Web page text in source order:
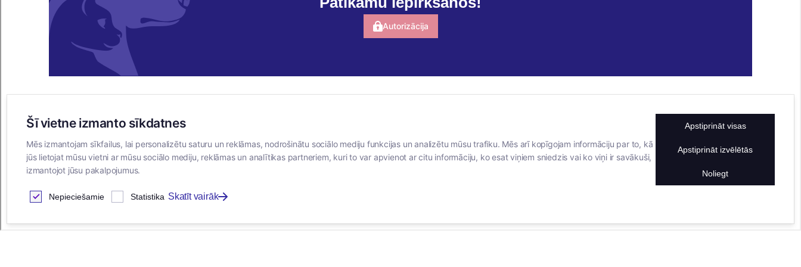
Autorizācija
E-VEIKALS
Iegādes noteikumi
Privātuma politika
Sīkdatņu noteikumi
Par mums
Vakances
facebook
linkedIn
KONTAKTINFORMĀCIJA
TĀLRUNIS
+371 25911816
info@bertasnams.lv
Šī vietne izmanto sīkdatnes
Mēs izmantojam sīkfailus, lai personalizētu saturu un reklāmas, nodrošinātu sociālo mediju funkcijas un analizētu mūsu trafiku. Mēs arī kopīgojam informāciju par to, kā
jūs lietojat mūsu vietni ar mūsu sociālo mediju, reklāmas un analītikas partneriem, kuri to var apvienot ar citu informāciju, ko esat viņiem sniedzis vai ko viņi ir savākuši,
izmantojot jūsu pakalpojumus.
Nepieciešamie Statistika Skatīt vairāk
Apstiprināt visas
Apstiprināt izvēlētās
Noliegt